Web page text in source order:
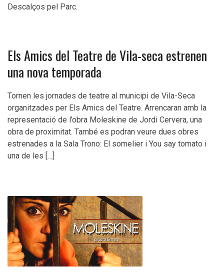
Descalços pel Parc.
Els Amics del Teatre de Vila-seca estrenen
una nova temporada
Tornen les jornades de teatre al municipi de Vila-Seca
organitzades per Els Amics del Teatre. Arrencaran amb la
representació de l’obra Moleskine de Jordi Cervera, una
obra de proximitat. També es podran veure dues obres
estrenades a la Sala Trono: El somelier i You say tomato i
una de les […]